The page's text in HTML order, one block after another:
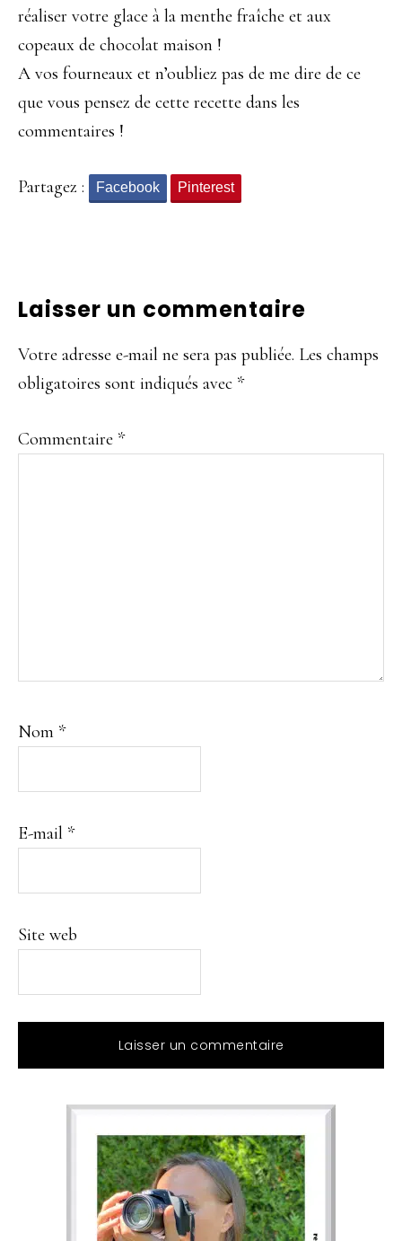
réaliser votre glace à la menthe fraîche et aux
copeaux de chocolat maison !
A vos fourneaux et n’oubliez pas de me dire de ce
que vous pensez de cette recette dans les
commentaires !
Partagez : Facebook Pinterest
Interactions
du
lecteur
Laisser un commentaire
Votre adresse e-mail ne sera pas publiée. Les champs
obligatoires sont indiqués avec *
Commentaire *
Nom *
E-mail *
Site web
Barre
latérale
principale